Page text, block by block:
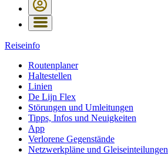
Reiseinfo
Routenplaner
Haltestellen
Linien
De Lijn Flex
Störungen und Umleitungen
Tipps, Infos und Neuigkeiten
App
Verlorene Gegenstände
Netzwerkpläne und Gleiseinteilungen